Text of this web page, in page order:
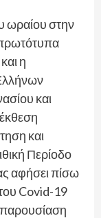
ωραίου στην
η
και
και
Περίοδο
αφήσει πίσω
Covid-19
παρουσίαση